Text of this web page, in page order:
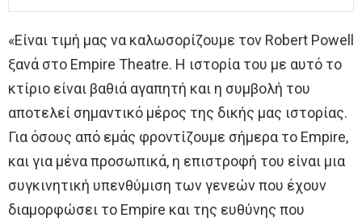
«Είναι τιμή μας να καλωσορίζουμε τον Robert Powell
ξανά στο Empire Theatre. Η ιστορία του με αυτό το
κτίριο είναι βαθιά αγαπητή και η συμβολή του
αποτελεί σημαντικό μέρος της δικής μας ιστορίας.
Για όσους από εμάς φροντίζουμε σήμερα το Empire,
και για μένα προσωπικά, η επιστροφή του είναι μια
συγκινητική υπενθύμιση των γενεών που έχουν
διαμορφώσει το Empire και της ευθύνης που